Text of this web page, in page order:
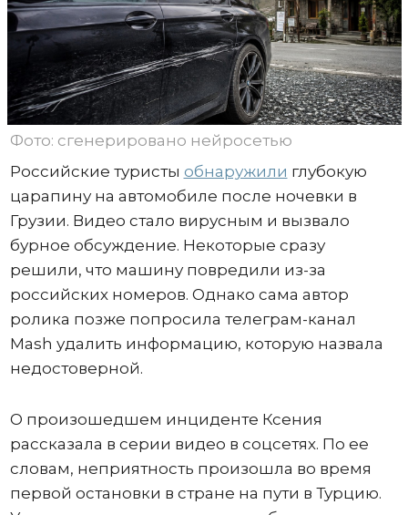
Фото: сгенерировано нейросетью
Российские туристы обнаружили глубокую
царапину на автомобиле после ночевки в
Грузии. Видео стало вирусным и вызвало
бурное обсуждение. Некоторые сразу
решили, что машину повредили из-за
российских номеров. Однако сама автор
ролика позже попросила телеграм-канал
Mash удалить информацию, которую назвала
недостоверной.
О произошедшем инциденте Ксения
рассказала в серии видео в соцсетях. По ее
словам, неприятность произошла во время
первой остановки в стране на пути в Турцию.